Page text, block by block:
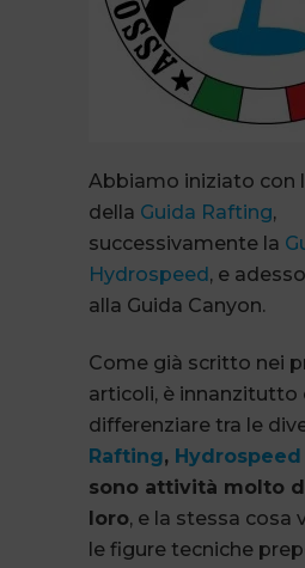
Abbiamo iniziato con
della Guida Rafting,
successivamente la
Hydrospeed, e
alla Guida Canyon.
Come già scritto nei
articoli, è innanzitutto
differenziare tra le
Rafting, Hydrospeed
sono attività molto
loro, e la stessa cosa
le figure tecniche